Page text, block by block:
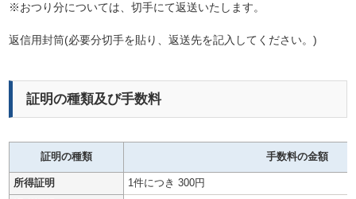
※おつり分については、切手にて返送いたします。
返信用封筒(必要分切手を貼り、返送先を記入してください。)
証明の種類及び手数料
証明の種類 手数料の金額
所得証明
1件につき 300円